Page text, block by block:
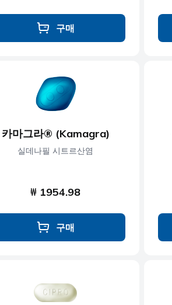
구매
카마그라® (Kamagra)
실데나필 시트르산염
₩ 1954.98
구매